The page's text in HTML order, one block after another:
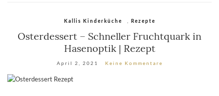
Kallis Kinderküche Rezepte
Osterdessert – Schneller Fruchtquark in
Hasenoptik | Rezept
April 2, 2021 Keine Kommentare